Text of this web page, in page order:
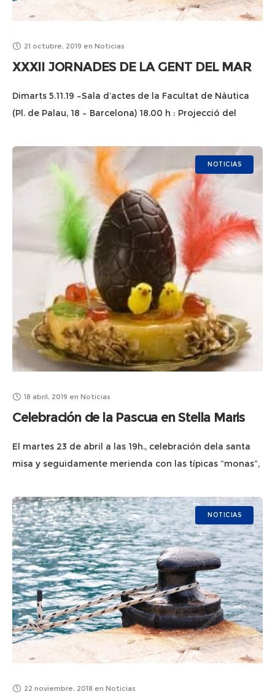
21 octubre, 2019 en Noticias
XXXII JORNADES DE LA GENT DEL MAR
Dimarts 5.11.19 –Sala d’actes de la Facultat de Nàutica
(Pl. de Palau, 18 – Barcelona) 18.00 h : Projecció del
“La
NOTICIAS
18 abril, 2019 en Noticias
Celebración de la Pascua en Stella Maris
El martes 23 de abril a las 19h., celebración dela santa
misa y seguidamente merienda con las típicas “monas”,
NOTICIAS
22 noviembre, 2018 en Noticias